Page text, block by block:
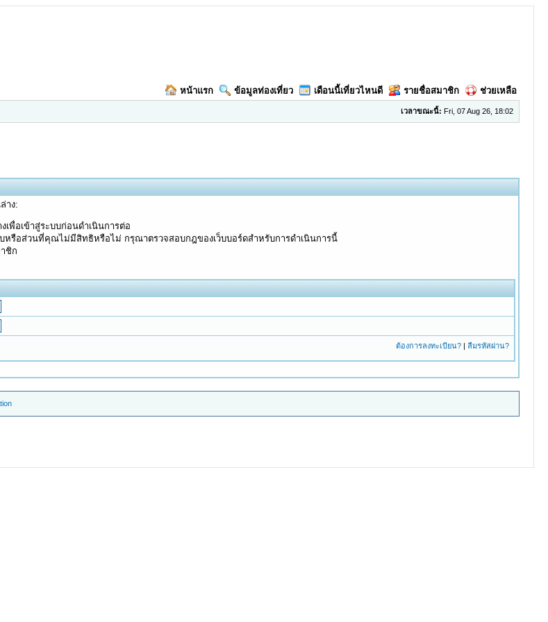
หน้าแรก ข้อมูลท่องเที่ยว เดือนนี้เที่ยวไหนดี รายชื่อสมาชิก ช่วยเหลือ
เวลาขณะนี้: Fri, 07 Aug 26, 18:02
าง:
พื่อเข้าสู่ระบบก่อนดำเนินการต่อ
อส่วนที่คุณไม่มีสิทธิหรือไม่ กรุณาตรวจสอบกฎของเว็บบอร์ดสำหรับการดำเนินการนี้
ชิก
ต้องการลงทะเบียน?| ลืมรหัสผ่าน?